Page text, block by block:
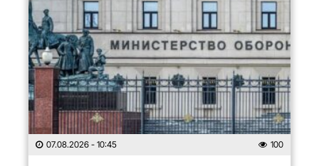
07.08.2026 - 10:45 100